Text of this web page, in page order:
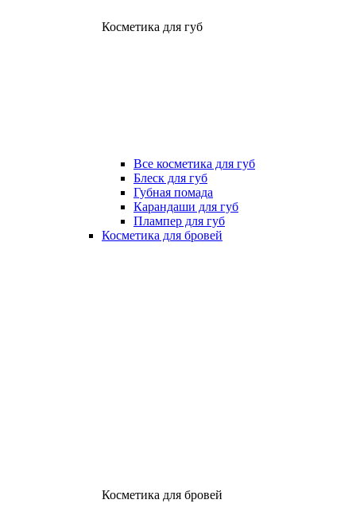
Косметика для губ
Все косметика для губ
Блеск для губ
Губная помада
Карандаши для губ
Плампер для губ
Косметика для бровей
Косметика для бровей